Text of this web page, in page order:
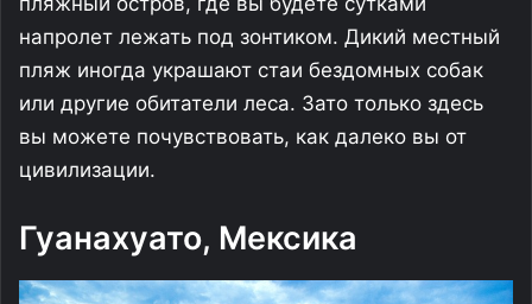
напролет лежать под зонтиком. Дикий местный
пляж иногда украшают стаи бездомных собак
или другие обитатели леса. Зато только здесь
вы можете почувствовать, как далеко вы от
цивилизации.
Гуанахуато, Мексика